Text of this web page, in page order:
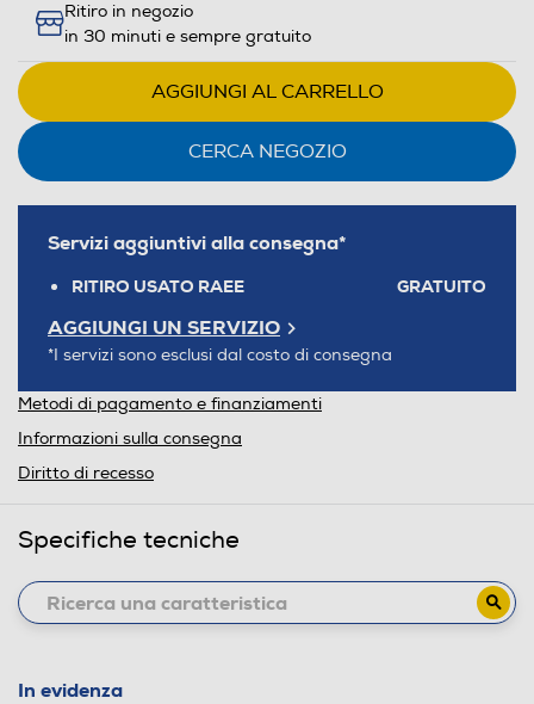
Ritiro in negozio
in 30 minuti e sempre gratuito
AGGIUNGI AL CARRELLO
CERCA NEGOZIO
Servizi aggiuntivi alla consegna*
RITIRO USATO RAEE GRATUITO
AGGIUNGI UN SERVIZIO
*I servizi sono esclusi dal costo di consegna
Metodi di pagamento e finanziamenti
Informazioni sulla consegna
Diritto di recesso
Specifiche tecniche
In evidenza